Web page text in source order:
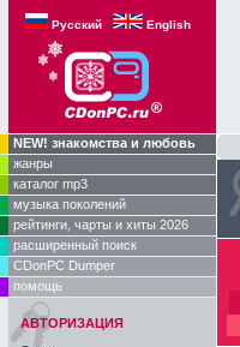
Русский English
NEW! знакомства и любовь
жанры
каталог mp3
музыка поколений
рейтинги, чарты и хиты 2026
расширенный поиск
CDonPC Dumper
помощь
АВТОРИЗАЦИЯ